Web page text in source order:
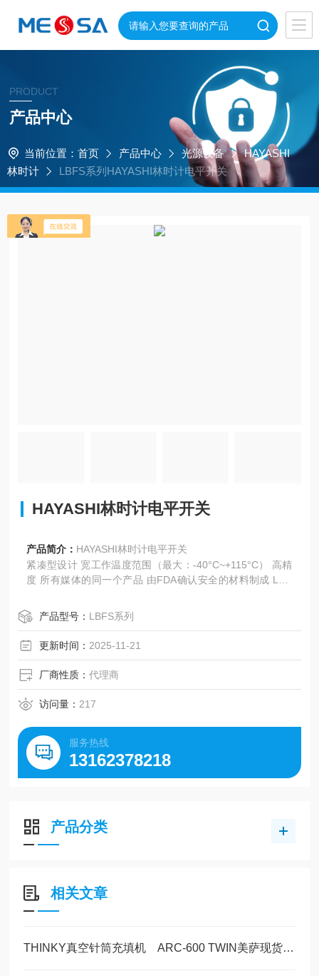
PRODUCT
产品中心
当前位置： 首页 产品中心 光源设备
HAYASHI
林时计
LBFS系列HAYASHI林时计电平开关
HAYASHI林时计电平开关
产品简介： HAYASHI林时计电平开关
紧凑型设计 宽工作温度范围（最大：-40°C~+115°C） 高精
度 所有媒体的同一个产品 由FDA确认安全的材料制成 LED
证 FDA认证 获得3A认证
产品型号： LBFS系列
更新时间： 2025-11-21
厂商性质：代理商
访问量： 217
服务热线
13162378218
产品分类
相关文章
THINKY真空针筒充填机 ARC-600 TWIN美萨现货50只